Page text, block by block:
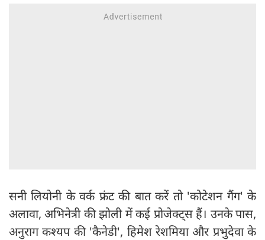
सनी लियोनी के वर्क फ्रंट की बात करें तो 'कोटेशन गैंग' के
अलावा, अभिनेत्री की झोली में कई प्रोजेक्ट्स हैं। उनके पास,
अनुराग कश्यप की 'कैनेडी', हिमेश रेशमिया और प्रभुदेवा के